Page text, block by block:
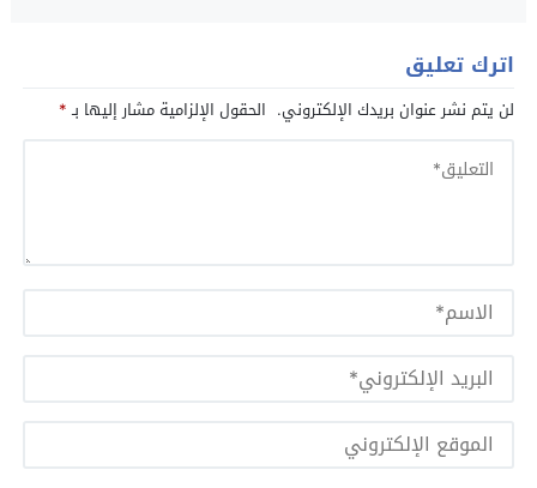
اترك تعليق
لن يتم نشر عنوان بريدك الإلكتروني. الحقول الإلزامية مشار إليها بـ*